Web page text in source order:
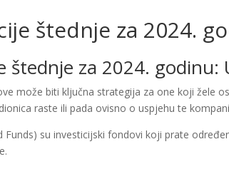
štednje za 2024.
štednje za 2024. godinu:
može biti ključna strategija za one koji žele
raste ili pada ovisno o uspjehu te
Funds) su investicijski fondovi koji prate